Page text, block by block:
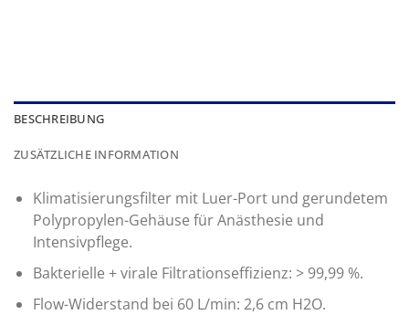
BESCHREIBUNG
ZUSÄTZLICHE INFORMATION
Klimatisierungsfilter mit Luer-Port und gerundetem
Polypropylen-Gehäuse für Anästhesie und
Intensivpflege.
Bakterielle + virale Filtrationseffizienz: > 99,99 %.
Flow-Widerstand bei 60 L/min: 2,6 cm H2O.